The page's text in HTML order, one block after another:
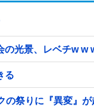
の光景、レベチw w
る
の祭りに『異変』